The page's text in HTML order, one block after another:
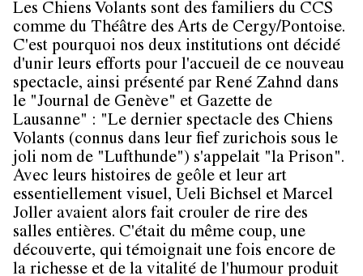
Les Chiens Volants sont des familiers du CCS
comme du Théâtre des Arts de Cergy/Pontoise.
C'est pourquoi nos deux institutions ont décidé
d'unir leurs efforts pour l'accueil de ce nouveau
spectacle, ainsi présenté par René Zahnd dans
le "Journal de Genève" et Gazette de
Lausanne" : "Le dernier spectacle des Chiens
Volants (connus dans leur fief zurichois sous le
joli nom de "Lufthunde") s'appelait "la Prison".
Avec leurs histoires de geôle et leur art
essentiellement visuel, Ueli Bichsel et Marcel
Joller avaient alors fait crouler de rire des
salles entières. C'était du même coup, une
découverte, qui témoignait une fois encore de
la richesse et de la vitalité de l'humour produit